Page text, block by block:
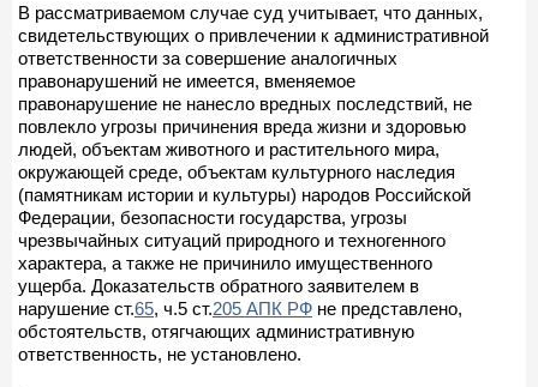
В рассматриваемом случае суд учитывает, что данных,
свидетельствующих о привлечении к административной
ответственности за совершение аналогичных
правонарушений не имеется, вменяемое
правонарушение не нанесло вредных последствий, не
повлекло угрозы причинения вреда жизни и здоровью
людей, объектам животного и растительного мира,
окружающей среде, объектам культурного наследия
(памятникам истории и культуры) народов Российской
Федерации, безопасности государства, угрозы
чрезвычайных ситуаций природного и техногенного
характера, а также не причинило имущественного
ущерба. Доказательств обратного заявителем в
нарушение ст.65, ч.5 ст.205 АПК РФ не представлено,
обстоятельств, отягчающих административную
ответственность, не установлено.